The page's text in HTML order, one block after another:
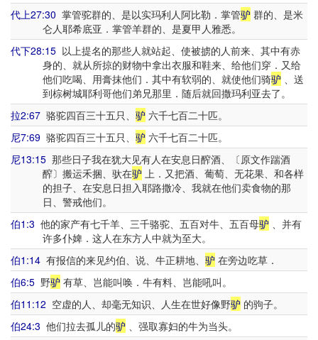
代上27:30 掌管驼群的、是以实玛利人阿比勒．掌管驴 群的、是米
仑人耶希底亚．掌管羊群的、是夏甲人雅悉。
代下28:15 以上提名的那些人就站起、使被掳的人前来、其中有赤
身的、就从所掠的财物中拿出衣服和鞋来、给他们穿．又给
他们吃喝、用膏抹他们．其中有软弱的、就使他们骑驴、送
到棕树城耶利哥他们弟兄那里．随后就回撒玛利亚去了。
拉2:67 骆驼四百三十五只、 驴 六千七百二十匹。
尼7:69 骆驼四百三十五只、 驴 六千七百二十匹。
尼13:15 那些日子我在犹大见有人在安息日醡酒、〔原文作踹酒
醡〕搬运禾捆、驮在驴上．又把酒、葡萄、无花果、和各样
的担子、在安息日担入耶路撒冷、我就在他们卖食物的那
日、警戒他们。
伯1:3 他的家产有七千羊、三千骆驼、五百对牛、五百母驴 、并有
许多仆婢．这人在东方人中就为至大。
伯1:14 有报信的来见约伯、说、牛正耕地、 驴 在旁边吃草．
伯6:5 野驴 有草、岂能叫唤．牛有料、岂能吼叫。
伯11:12 空虚的人、却毫无知识、人生在世好像野驴 的驹子。
伯24:3 他们拉去孤儿的驴 、强取寡妇的牛为当头。